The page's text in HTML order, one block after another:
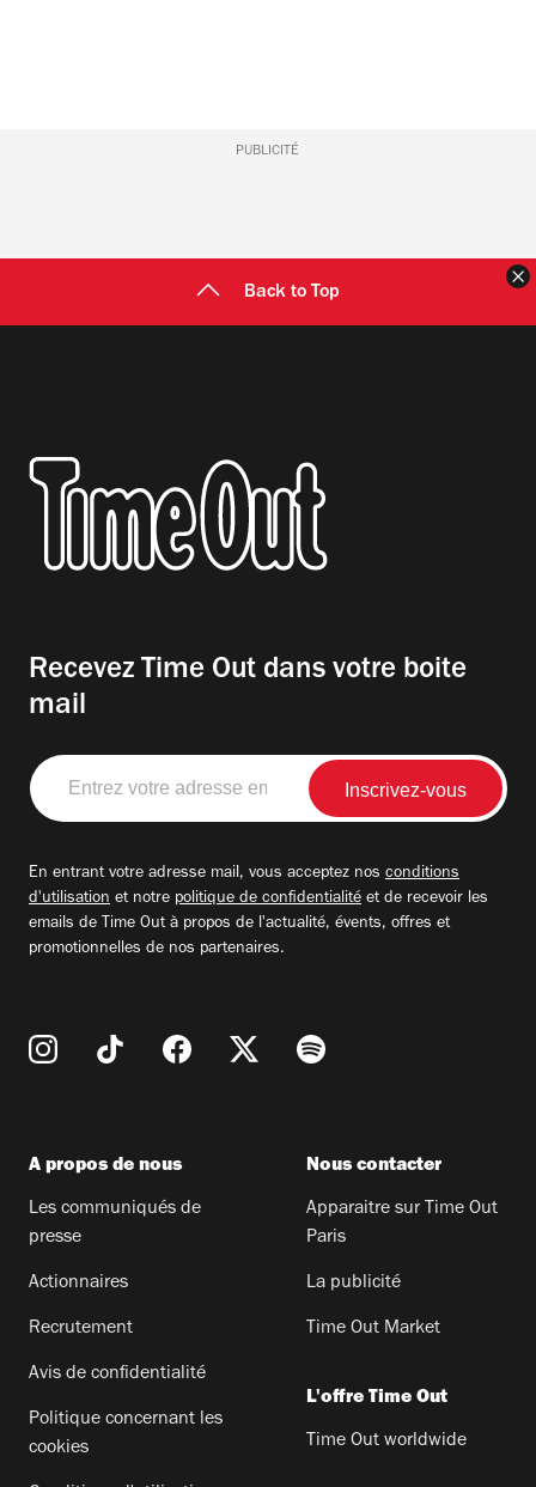
PUBLICITÉ
Back to Top
Recevez Time Out dans votre boite
mail
Entrez
votre
adresse
En entrant votre adresse mail, vous acceptez nos conditions
d'utilisation et notre politique de confidentialité et de recevoir les
emails de Time Out à propos de l'actualité, évents, offres et
promotionnelles de nos partenaires.
A propos de nous
Les communiqués de
presse
Actionnaires
Recrutement
Avis de confidentialité
Politique concernant les
cookies
Nous contacter
Apparaitre sur Time Out
Paris
La publicité
Time Out Market
L'offre Time Out
Time Out worldwide